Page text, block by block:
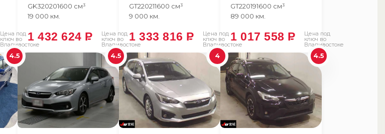
Цена под
ключ во
Владивостоке
GK320201600 см³
19 000 км.
Цена под
ключ во
Владивостоке
1 432 624 P
GT220211600 см³
9 000 км.
Цена под
ключ во
Владивостоке
1 333 816 P
GT220191600 см³
89 000 км.
Цена под
ключ во
Владивостоке
1 017 558 P
4.5 4.5 4 4.5